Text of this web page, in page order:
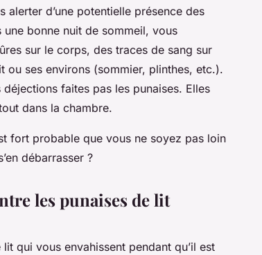
d’une potentielle présence des
bonne nuit de sommeil, vous
sur le corps, des traces de sang sur
ses environs (sommier, plinthes, etc.).
faites pas les punaises. Elles
dans la chambre.
fort probable que vous ne soyez pas loin
débarrasser ?
les punaises de lit
qui vous envahissent pendant qu’il est